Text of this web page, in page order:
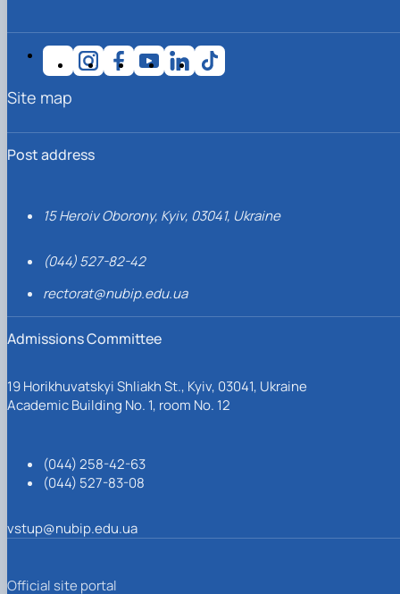
Post address
15 Heroiv Oborony, Kyiv, 03041, Ukraine
(044) 527-82-42
rectorat@nubip.edu.ua
Admissions Committee
19 Horikhuvatskyi Shliakh St., Kyiv, 03041, Ukraine
Academic Building No. 1, room No. 12
(044) 258-42-63
(044) 527-83-08
vstup@nubip.edu.ua
Site map
Official site portal